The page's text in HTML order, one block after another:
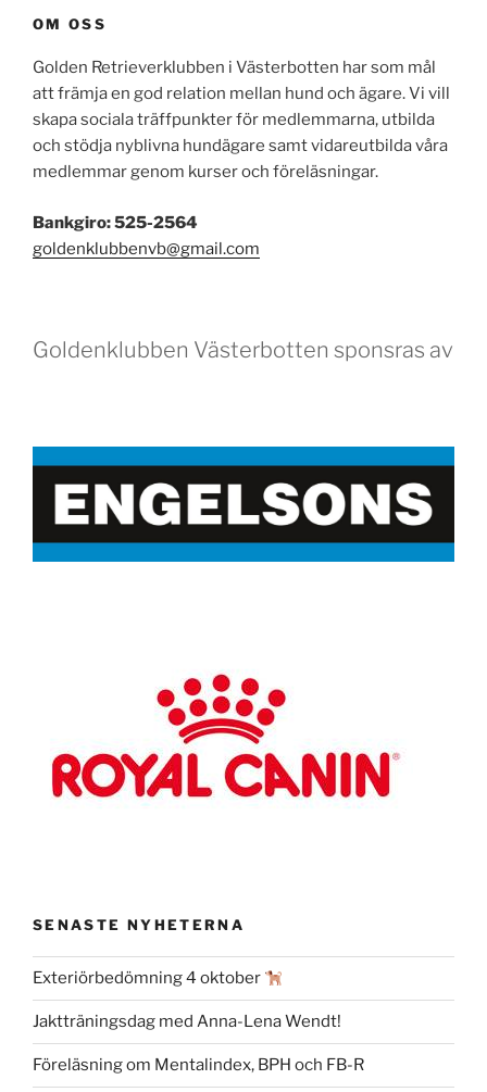
OM OSS
Golden Retrieverklubben i Västerbotten har som mål
att främja en god relation mellan hund och ägare. Vi vill
skapa sociala träffpunkter för medlemmarna, utbilda
och stödja nyblivna hundägare samt vidareutbilda våra
medlemmar genom kurser och föreläsningar.
Bankgiro: 525-2564
goldenklubbenvb@gmail.com
Goldenklubben Västerbotten sponsras av
SENASTE NYHETERNA
Exteriörbedömning 4 oktober
Jaktträningsdag med Anna-Lena Wendt!
Föreläsning om Mentalindex, BPH och FB-R